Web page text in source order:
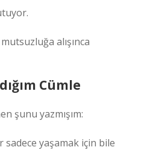
alışınca
Cümle
şunu yazmışım:
sadece yaşamak için bile